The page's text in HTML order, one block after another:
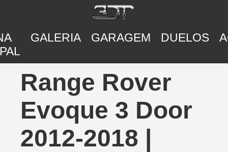
GALERIA GARAGEM DUELOS
Range Rover
Evoque 3 Door
2012-2018 |